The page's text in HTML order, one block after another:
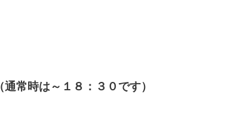
常時は～１８：３０です）